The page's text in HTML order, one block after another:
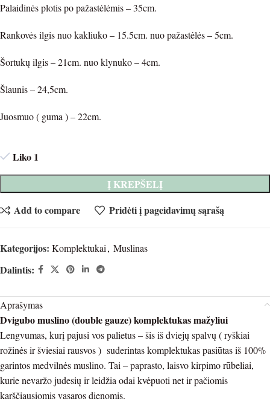
Palaidinės plotis po pažastėlėmis – 35cm.
Rankovės ilgis nuo kakliuko – 15.5cm. nuo pažastėlės – 5cm.
Šortukų ilgis – 21cm. nuo klynuko – 4cm.
Šlaunis – 24,5cm.
Juosmuo ( guma ) – 22cm.
Liko 1
Į KREPŠELĮ
Add to compare
Pridėti į pageidavimų sąrašą
Kategorijos: Komplektukai, Muslinas
Dalintis:
Aprašymas
Dvigubo muslino (double gauze) komplektukas mažyliui
Lengvumas, kurį pajusi vos palietus – šis iš dviejų spalvų ( ryškiai
rožinės ir šviesiai rausvos ) suderintas komplektukas pasiūtas iš 100%
garintos medvilnės muslino. Tai – paprasto, laisvo kirpimo rūbeliai,
kurie nevaržo judesių ir leidžia odai kvėpuoti net ir pačiomis
karščiausiomis vasaros dienomis.